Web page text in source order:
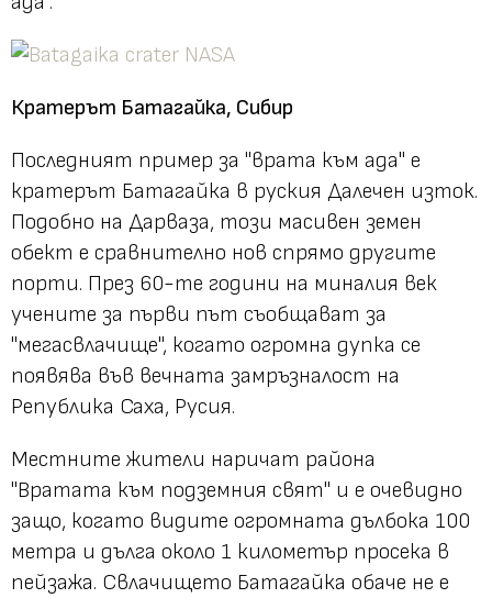
Кратерът Батагайка, Сибир
Последният пример за "врата към ада" е
кратерът Батагайка в руския Далечен изток.
Подобно на Дарваза, този масивен земен
обект е сравнително нов спрямо другите
порти. През 60-те години на миналия век
учените за първи път съобщават за
"мегасвлачище", когато огромна дупка се
появява във вечната замръзналост на
Република Саха, Русия.
Местните жители наричат района
"Вратата към подземния свят" и е очевидно
защо, когато видите огромната дълбока 100
метра и дълга около 1 километър просека в
пейзажа. Свлачището Батагайка обаче не е